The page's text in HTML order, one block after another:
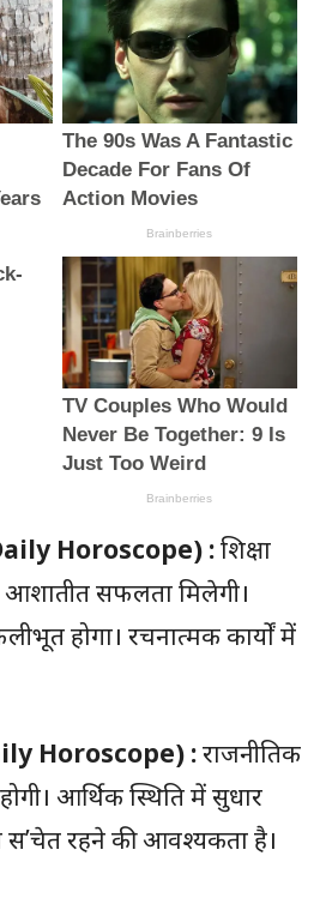
Horoscope) :शिक्षा
में आशातीत सफलता मिलेगी।
होगा। रचनात्मक कार्यों में
Horoscope) :राजनीतिक
होगी। आर्थिक स्थिति में सुधार
स’चेत रहने की आवश्यकता है।